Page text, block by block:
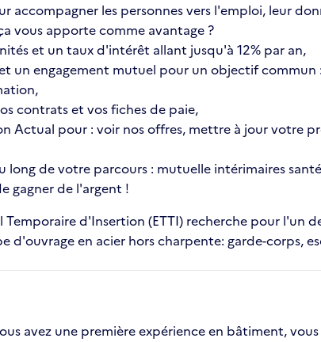
accompagner les personnes vers l'emploi, leur
vous apporte comme avantage ?
et un taux d'intérêt allant jusqu'à 12% par an,
un engagement mutuel pour un objectif
contrats et vos fiches de paie,
Actual pour : voir nos offres, mettre à jour votre
de votre parcours : mutuelle intérimaires santé,
gagner de l'argent !
d'Insertion (ETTI) recherche pour l'un
en acier hors charpente: garde-corps,
avez une première expérience en bâtiment,